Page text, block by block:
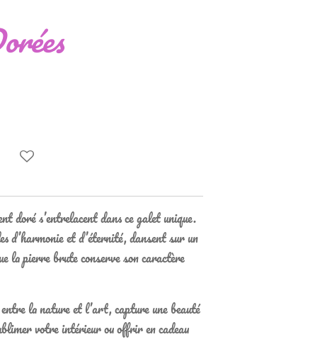
doré s’entrelacent dans ce galet unique.
d’harmonie et d’éternité, dansent sur un
la pierre brute conserve son caractère
la nature et l’art, capture une beauté
votre intérieur ou offrir en cadeau